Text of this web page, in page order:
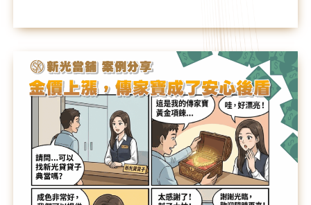
金
價
上
傳
家
寶